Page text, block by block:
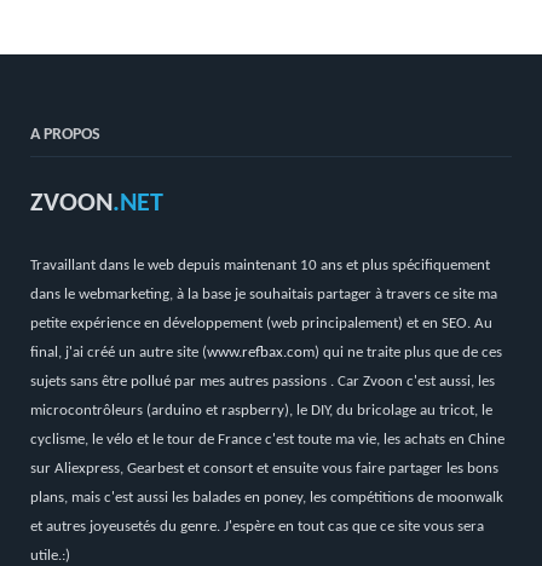
A PROPOS
ZVOON.NET
Travaillant dans le web depuis maintenant 10 ans et plus spécifiquement
dans le webmarketing, à la base je souhaitais partager à travers ce site ma
petite expérience en développement (web principalement) et en SEO. Au
final, j'ai créé un autre site (www.refbax.com) qui ne traite plus que de ces
sujets sans être pollué par mes autres passions . Car Zvoon c'est aussi, les
microcontrôleurs (arduino et raspberry), le DIY, du bricolage au tricot, le
cyclisme, le vélo et le tour de France c'est toute ma vie, les achats en Chine
sur Aliexpress, Gearbest et consort et ensuite vous faire partager les bons
plans, mais c'est aussi les balades en poney, les compétitions de moonwalk
et autres joyeusetés du genre. J'espère en tout cas que ce site vous sera
utile.:)